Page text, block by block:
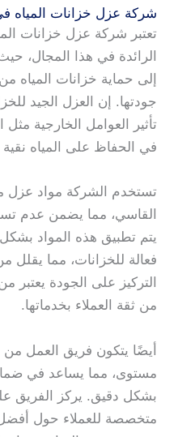
شركة عزل خزانات المياه
تعتبر شركة عزل خزانات
الرائدة في هذا المجال،
إلى حماية خزانات المياه
جودتها. إن العزل الجيد
تأثير العوامل الخارجية
في الحفاظ على المياه
تستخدم الشركة مواد عزل
القاسي، مما يضمن عدم
يتم تطبيق هذه المواد
فعالة للخزانات، مما يقلل
التركيز على الجودة يعتبر
من ثقة العملاء بخدماتها.
أيضًا يتكون فريق العمل
مستوى، مما يساعد في
بشكل دقيق. يركز الفريق
متخصصة للعملاء حول